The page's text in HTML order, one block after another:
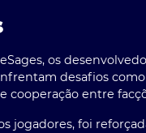
, os
desafios
cooperação entre
jogadores, foi